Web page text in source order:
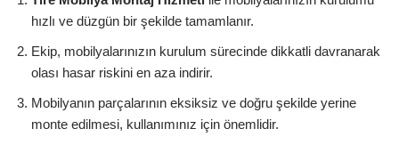
hızlı ve düzgün bir şekilde tamamlanır.
Ekip, mobilyalarınızın kurulum sürecinde dikkatli davranarak
olası hasar riskini en aza indirir.
Mobilyanın parçalarının eksiksiz ve doğru şekilde yerine
monte edilmesi, kullanımınız için önemlidir.